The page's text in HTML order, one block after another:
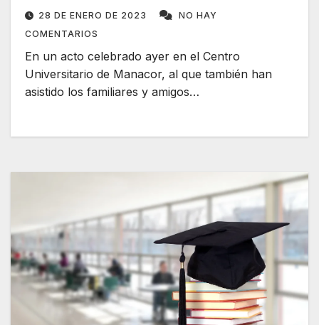
28 DE ENERO DE 2023
NO HAY
COMENTARIOS
En un acto celebrado ayer en el Centro
Universitario de Manacor, al que también han
asistido los familiares y amigos…